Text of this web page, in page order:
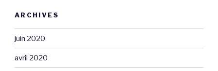
ARCHIVES
juin 2020
avril 2020